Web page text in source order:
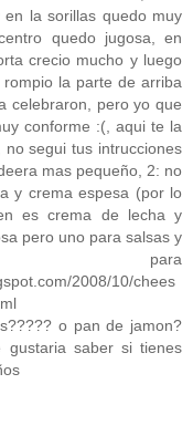
la sorillas quedo muy
quedo jugosa, en
crecio mucho y luego
la parte de arriba
celebraron, pero yo que
conforme :(, aqui te la
segui tus intrucciones
mas pequeño, 2: no
y crema espesa (por lo
es crema de lecha y
pero uno para salsas y
2008/10/chees
o pan de jamon?
gustaria saber si tienes